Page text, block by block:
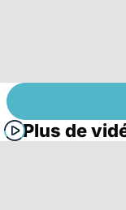
Plus de